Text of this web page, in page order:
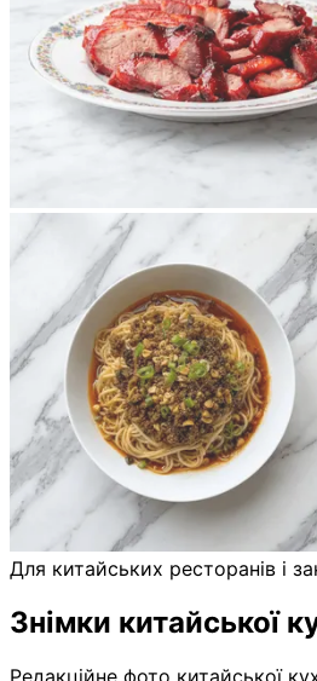
Для китайських ресторанів і
Знімки китайської
Редакційне фото китайської